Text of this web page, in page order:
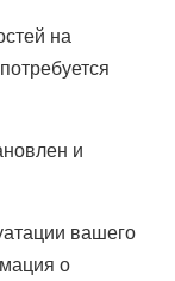
на
и
вашего
о